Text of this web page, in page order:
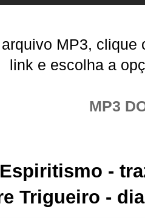
MP3,
link e escolha a
MP3
-
Trigueiro -